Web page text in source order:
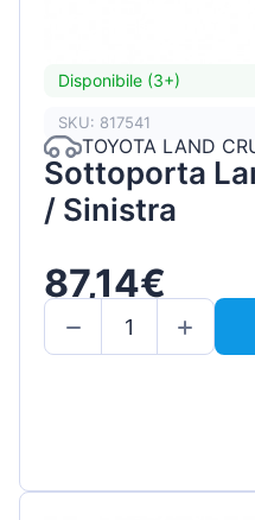
Disponibile (3+)
SKU: 817541
TOYOTA LAND
Sottoporta
/ Sinistra
87,14€